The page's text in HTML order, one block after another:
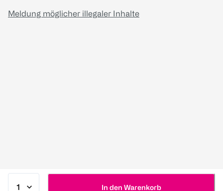
In den Warenkorb
Meldung möglicher illegaler Inhalte